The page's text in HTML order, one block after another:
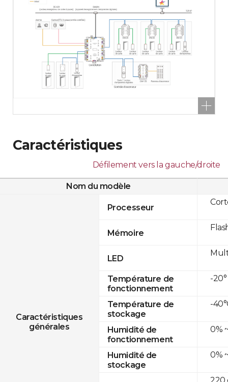
Caractéristiques
Défilement vers la gauche/droite
Nom du modèle
Caractéristiques
générales
Processeur
Mémoire
LED
Température de
fonctionnement
Température de
stockage
Humidité de
fonctionnement
Humidité de
stockage
-20°
-
0%
0%